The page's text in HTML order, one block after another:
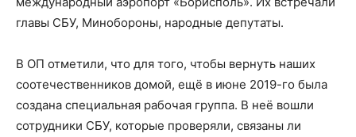
главы СБУ, Минобороны, народные депутаты.
В ОП отметили, что для того, чтобы вернуть наших
соотечественников домой, ещё в июне 2019-го была
создана специальная рабочая группа. В неё вошли
сотрудники СБУ, которые проверяли, связаны ли